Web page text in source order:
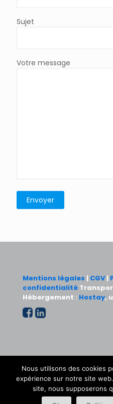
Sujet
Votre message
Mentions légales | CGV|
confidentialité
Hébergement : Hostay,
VIGNERON® fait partie des
Nous utilisons des cookies
expérience sur notre site
site, nous supposerons